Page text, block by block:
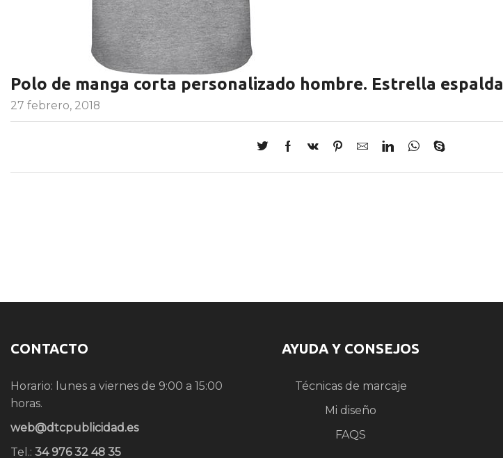
Polo de manga corta personalizado hombre. Estrella espalda
27 febrero, 2018
CONTACTO
Horario: lunes a viernes de 9:00 a 15:00
horas.
web@dtcpublicidad.es
Tel.: 34 976 32 48 35
AYUDA Y CONSEJOS
Técnicas de marcaje
Mi diseño
FAQS